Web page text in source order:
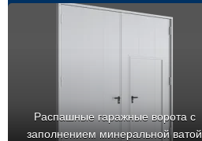
Распашные гаражные ворота с
заполнением минеральной ватой